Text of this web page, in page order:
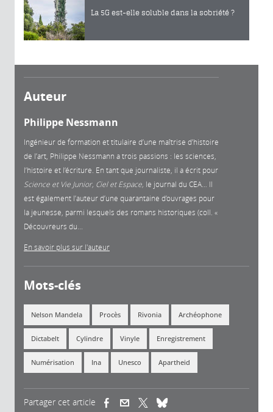
La 5G est-elle soluble dans la sobriété ?
Auteur
Philippe Nessmann
Ingénieur de formation et titulaire d’une maîtrise d’histoire
de l’art, Philippe Nessmann a trois passions : les sciences,
l’histoire et l’écriture. En tant que journaliste, il a écrit pour
Science et Vie Junior, Ciel et Espace, le journal du CEA… Il
est également l’auteur d’une quarantaine d’ouvrages pour
la jeunesse, parmi lesquels des romans historiques (coll. «
Découvreurs du...
En savoir plus sur l'auteur
Mots-clés
Nelson Mandela Procès Rivonia Archéophone
Dictabelt Cylindre Vinyle Enregistrement
Numérisation Ina Unesco Apartheid
Partager cet article (link is external)(link is external)